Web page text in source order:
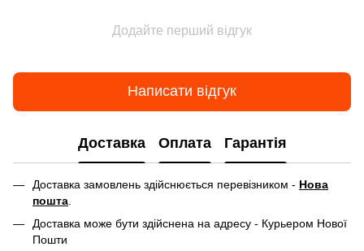
Додайте перший відгук
Написати відгук
Доставка Оплата Гарантія
Доставка замовлень здійснюється перевізником - Нова
пошта
Доставка може бути здійснена на адресу - Курьером Нової
Пошти